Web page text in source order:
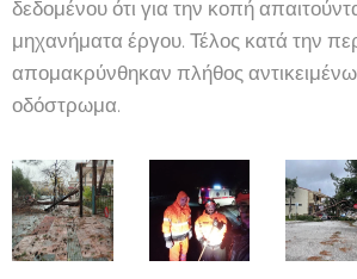
δεδομένου ότι για την κοπή
μηχανήματα έργου. Τέλος κατά την
απομακρύνθηκαν πλήθος
οδόστρωμα.